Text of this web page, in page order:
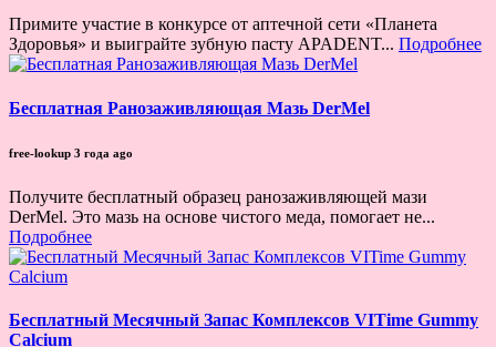
Примите участие в конкурсе от аптечной сети «Планета
Здоровья» и выиграйте зубную пасту APADENT... Подробнее
Бесплатная Ранозаживляющая Мазь DerMel
free-lookup 3 года ago
Получите бесплатный образец ранозаживляющей мази
DerMel. Это мазь на основе чистого меда, помогает не...
Подробнее
Бесплатный Месячный Запас Комплексов VITime Gummy
Calcium